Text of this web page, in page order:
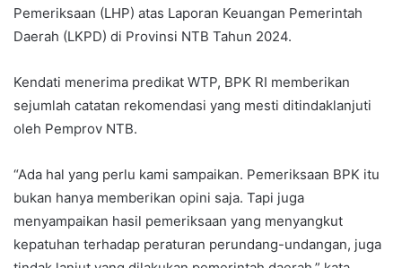
Pemeriksaan (LHP) atas Laporan Keuangan Pemerintah
Daerah (LKPD) di Provinsi NTB Tahun 2024.
Kendati menerima predikat WTP, BPK RI memberikan
sejumlah catatan rekomendasi yang mesti ditindaklanjuti
oleh Pemprov NTB.
“Ada hal yang perlu kami sampaikan. Pemeriksaan BPK itu
bukan hanya memberikan opini saja. Tapi juga
menyampaikan hasil pemeriksaan yang menyangkut
kepatuhan terhadap peraturan perundang-undangan, juga